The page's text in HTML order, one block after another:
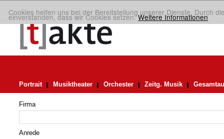
Cookies helfen uns bei der Bereitstellung unserer Dienste. Durch
einverstanden, dass wir Cookies setzen.Weitere Informationen
Portrait Musiktheater Orchester Zeitg. Musik
Firma
Anrede